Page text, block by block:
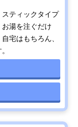
ティックタイプ
湯を注ぐだけ
宅はもちろん、